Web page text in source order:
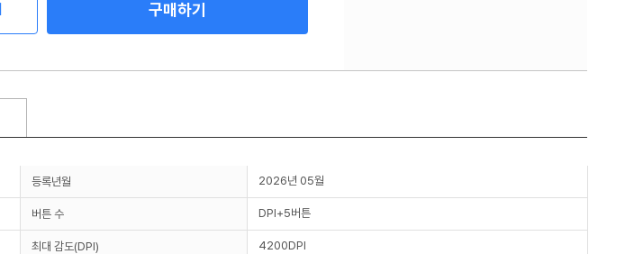
구매하기
등록년월 2026년 05월
버튼 수 DPI+5버튼
최대 감도(DPI) 4200DPI